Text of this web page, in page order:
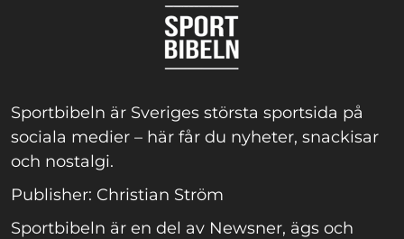
Sportbibeln är Sveriges största sportsida på
sociala medier – här får du nyheter, snackisar
och nostalgi.
Publisher: Christian Ström
Sportbibeln är en del av Newsner, ägs och